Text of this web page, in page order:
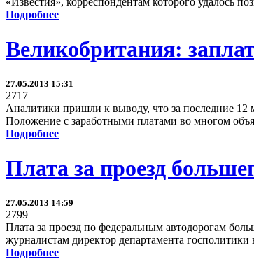
Подробнее
Великобритания:
27.05.2013 15:31
2717
Аналитики пришли к выводу, что за последние 12
Положение с заработными платами во многом
Подробнее
Плата за проезд
27.05.2013 14:59
2799
Плата за проезд по федеральным автодорогам
журналистам директор департамента
Подробнее